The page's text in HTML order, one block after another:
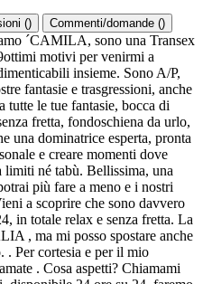
() Commenti/domande ()
´CAMILA, sono una Transex
motivi per venirmi a
insieme. Sono A/P,
fantasie e trasgressioni, anche
le tue fantasie, bocca di
fretta, fondoschiena da urlo,
una dominatrice esperta, pronta
e creare momenti dove
né tabù. Bellissima, una
più fare a meno e i nostri
a scoprire che sono davvero
in totale relax e senza fretta. La
, ma mi posso spostare anche
. Per cortesia e per il mio
. Cosa aspetti? Chiamami